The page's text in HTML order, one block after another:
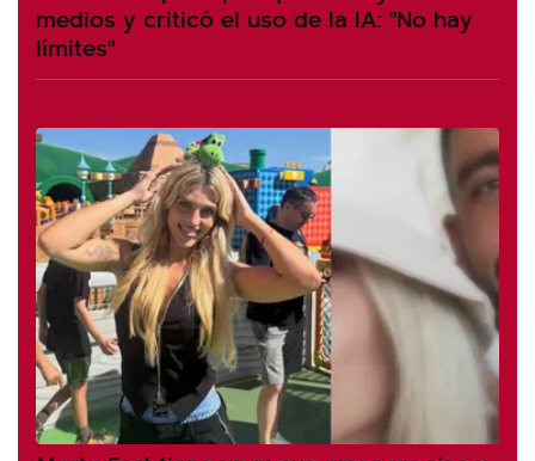
medios y criticó el uso de la IA: "No hay
límites"